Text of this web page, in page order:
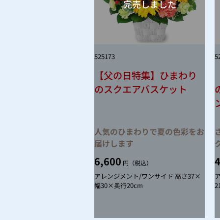
525173
【父の日特集】ひまわり
のスクエアバスケット
人気のひまわりで夏の色彩をお
届けします
6,600 円（税込）
アレンジメント/ワンサイド 高さ37×
幅30×奥行20cm